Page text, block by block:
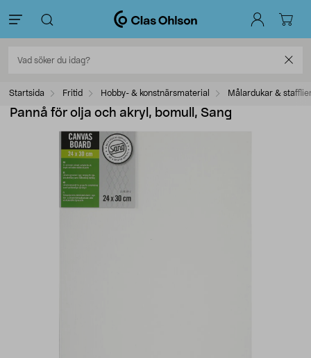
Startsida Fritid Hobby- & konstnärsmaterial Målardukar &
Pannå för olja och akryl, bomull, Sang